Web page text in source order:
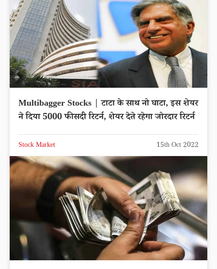
Multibagger Stocks | टाटा के साथ नो घाटा, इस शेयर
ने दिया 5000 फीसदी रिटर्न, शेयर देते रहेगा जोरदार रिटर्न
Stock Market 15th Oct 2022